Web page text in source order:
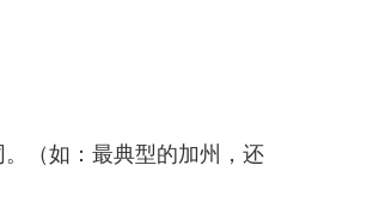
（如：最典型的加州，还